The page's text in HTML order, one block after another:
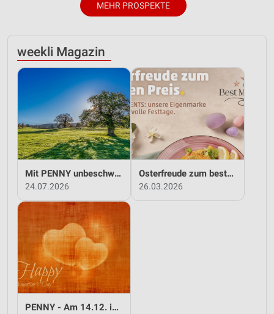
MEHR PROSPEKTE
weekli Magazin
Mit PENNY unbeschwert in den Sommer!
24.07.2026
Osterfreude zum besten Preis - mit PENNY!
26.03.2026
PENNY - Am 14.12. ist Valentinstag